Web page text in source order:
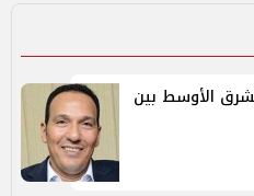
الأوسط بين